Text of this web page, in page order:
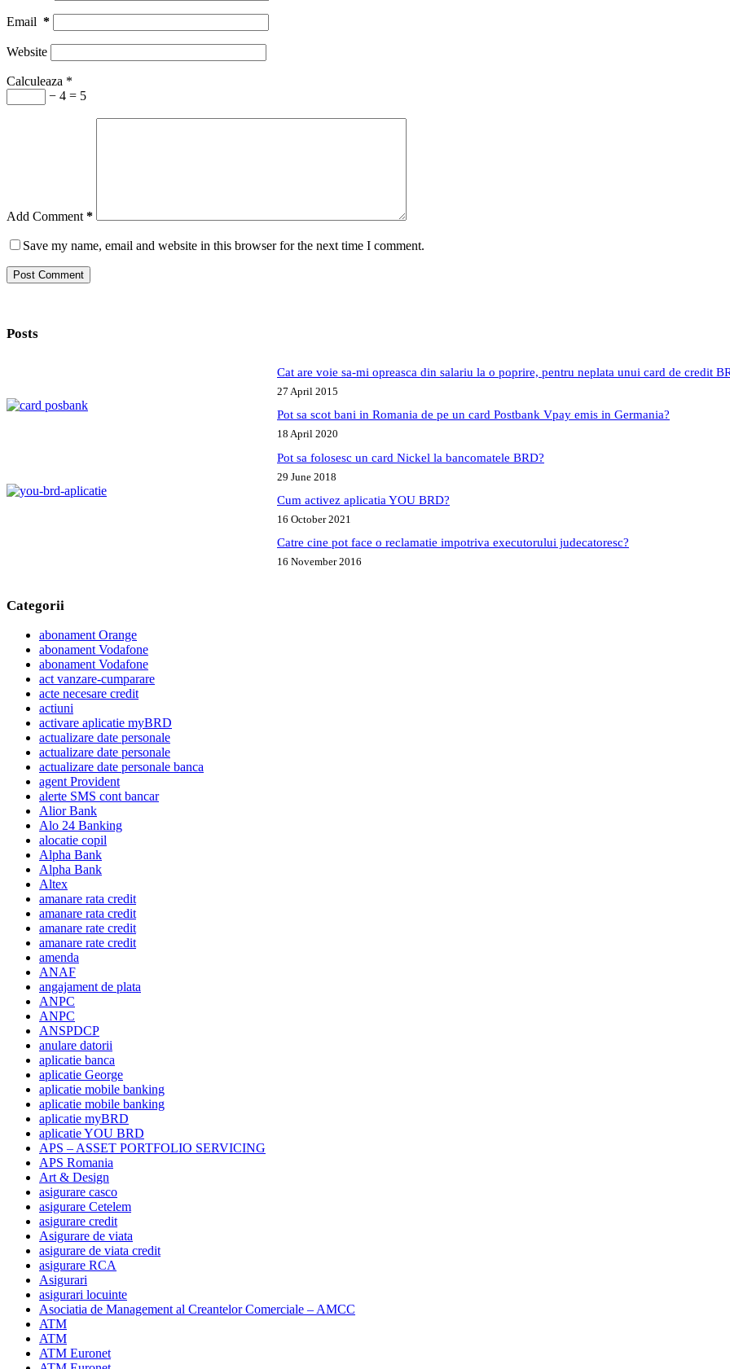
Email *
Website
Calculeaza *
− 4 = 5
Add Comment *
Save my name, email and website in this browser for the next time I comment.
Post Comment
Posts
Cat are voie sa-mi opreasca din salariu la o poprire, pentru neplata unui card de credit
27 April 2015
Pot sa scot bani in Romania de pe un card Postbank Vpay emis in Germania?
18 April 2020
Pot sa folosesc un card Nickel la bancomatele BRD?
29 June 2018
Cum activez aplicatia YOU BRD?
16 October 2021
Catre cine pot face o reclamatie impotriva executorului judecatoresc?
16 November 2016
Categorii
abonament Orange
abonament Vodafone
abonament Vodafone
act vanzare-cumparare
acte necesare credit
actiuni
activare aplicatie myBRD
actualizare date personale
actualizare date personale
actualizare date personale banca
agent Provident
alerte SMS cont bancar
Alior Bank
Alo 24 Banking
alocatie copil
Alpha Bank
Alpha Bank
Altex
amanare rata credit
amanare rata credit
amanare rate credit
amanare rate credit
amenda
ANAF
angajament de plata
ANPC
ANPC
ANSPDCP
anulare datorii
aplicatie banca
aplicatie George
aplicatie mobile banking
aplicatie mobile banking
aplicatie myBRD
aplicatie YOU BRD
APS – ASSET PORTFOLIO SERVICING
APS Romania
Art & Design
asigurare casco
asigurare Cetelem
asigurare credit
Asigurare de viata
asigurare de viata credit
asigurare RCA
Asigurari
asigurari locuinte
Asociatia de Management al Creantelor Comerciale – AMCC
ATM
ATM
ATM Euronet